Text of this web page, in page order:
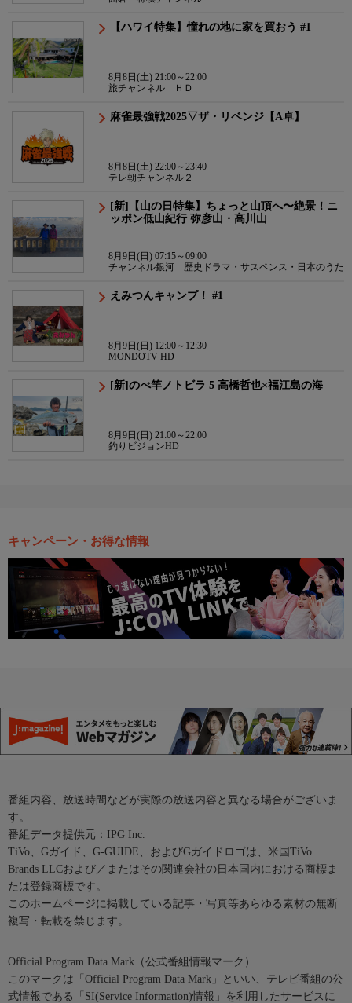
【ハワイ特集】憧れの地に家を買おう #1
8月8日(土) 21:00～22:00
旅チャンネル ＨＤ
麻雀最強戦2025▽ザ・リベンジ【A卓】
8月8日(土) 22:00～23:40
テレ朝チャンネル２
[新]【山の日特集】ちょっと山頂へ〜絶景！ニ
ッポン低山紀行 弥彦山・高川山
8月9日(日) 07:15～09:00
チャンネル銀河 歴史ドラマ・サスペンス・日本のうた
えみつんキャンプ！ #1
8月9日(日) 12:00～12:30
MONDOTV HD
[新]のべ竿ノトビラ 5 高橋哲也×福江島の海
8月9日(日) 21:00～22:00
釣りビジョンHD
キャンペーン・お得な情報
番組内容、放送時間などが実際の放送内容と異なる場合がございま
す。
番組データ提供元：IPG Inc.
TiVo、Gガイド、G-GUIDE、およびGガイドロゴは、米国TiVo
Brands LLCおよび／またはその関連会社の日本国内における商標ま
たは登録商標です。
このホームページに掲載している記事・写真等あらゆる素材の無断
複写・転載を禁じます。
Official Program Data Mark（公式番組情報マーク）
このマークは「Official Program Data Mark」といい、テレビ番組の公
式情報である「SI(Service Information)情報」を利用したサービスに